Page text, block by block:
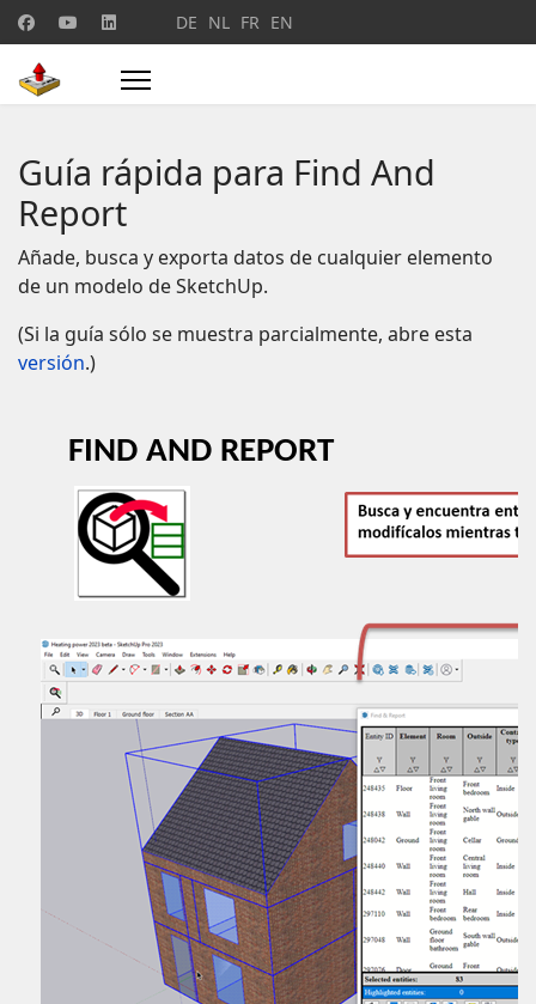
Seleccione su idioma
DE NL FR EN
Guía rápida para Find And
Report
Añade, busca y exporta datos de cualquier elemento
de un modelo de SketchUp.
(Si la guía sólo se muestra parcialmente, abre esta
versión.)